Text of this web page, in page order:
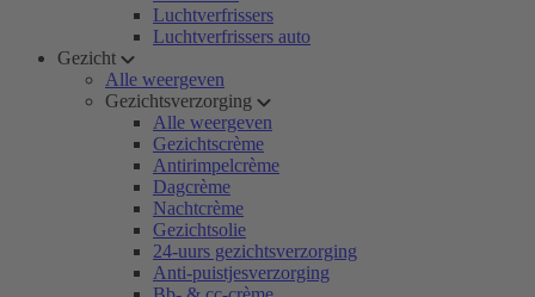
Luchtverfrissers
Luchtverfrissers auto
Gezicht
Alle weergeven
Gezichtsverzorging
Alle weergeven
Gezichtscrème
Antirimpelcrème
Dagcrème
Nachtcrème
Gezichtsolie
24-uurs gezichtsverzorging
Anti-puistjesverzorging